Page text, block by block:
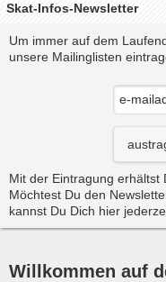
Skat-Infos-Newsletter
Um immer auf dem
unsere Mailinglisten
Mit der Eintragung erhältst
Möchtest Du den
kannst Du Dich hier
Willkommen auf